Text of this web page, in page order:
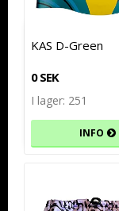
KAS D-Green
0 SEK
I lager: 251
INFO